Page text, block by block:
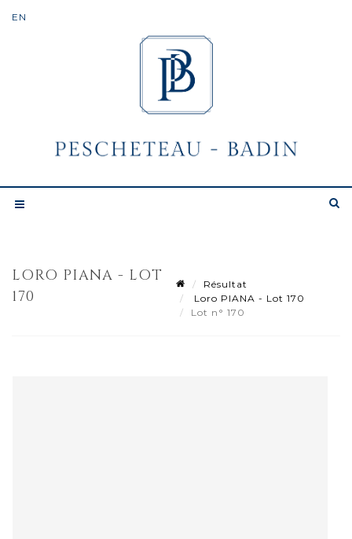
LORO PIANA - LOT
170
Résultat
Loro PIANA - Lot 170
Lot n° 170